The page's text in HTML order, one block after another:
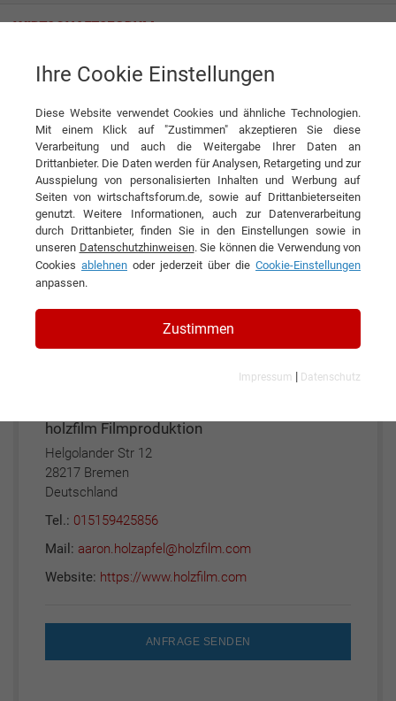
KONTAKT
holzfilm Filmproduktion
Kontaktdaten
holzfilm Filmproduktion
Helgolander Str 12
28217 Bremen
Deutschland
Tel.: 015159425856
Mail: aaron.holzapfel@holzfilm.com
Website: https://www.holzfilm.com
ANFRAGE SENDEN
Ihre Cookie Einstellungen
Diese Website verwendet Cookies und ähnliche Technologien.
Mit einem Klick auf "Zustimmen" akzeptieren Sie diese
Verarbeitung und auch die Weitergabe Ihrer Daten an
Drittanbieter. Die Daten werden für Analysen, Retargeting und zur
Ausspielung von personalisierten Inhalten und Werbung auf
Seiten von wirtschaftsforum.de, sowie auf Drittanbieterseiten
genutzt. Weitere Informationen, auch zur Datenverarbeitung
durch Drittanbieter, finden Sie in den Einstellungen sowie in
unseren Datenschutzhinweisen. Sie können die Verwendung von
Cookies ablehnen oder jederzeit über die Cookie-Einstellungen
anpassen.
Zustimmen
Impressum | Datenschutz